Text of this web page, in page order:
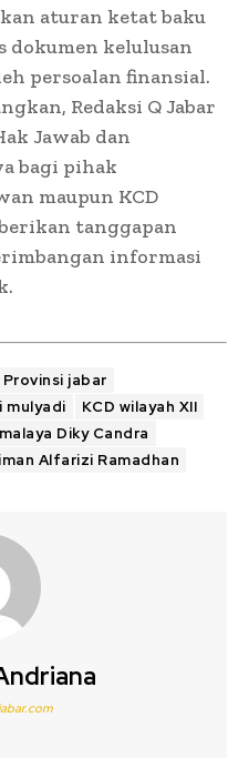
aturan ketat baku
dokumen kelulusan
persoalan finansial.
Redaksi Q Jabar
Jawab dan
bagi pihak
maupun KCD
tanggapan
informasi
Provinsi jabar
mulyadi
KCD wilayah XII
Diky Candra
Alfarizi Ramadhan